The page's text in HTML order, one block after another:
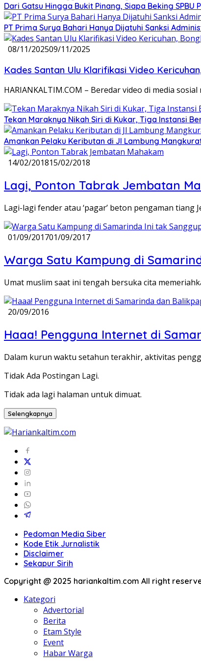
Dari Gatsu Hingga Bukit Pinang, Siapa Beking
PT Prima Surya Bahari Hanya Dijatuhi Sanksi
08/11/202509/11/2025
Kades Santan Ulu Klarifikasi Video
HARIANKALTIM.COM – Beredar video di media
Tekan Maraknya Nikah Siri di Kukar, Tiga Instansi
Amankan Pelaku Keributan di Jl Lambung
14/02/201815/02/2018
Lagi, Ponton Tabrak Jembatan
Lagi-lagi fender atau ‘pagar’ beton pengaman
01/09/201701/09/2017
Warga Satu Kampung di
Umat muslim saat ini tengah bersuka cita
20/09/2016
Haaa! Pengguna Internet di
Dalam kurun waktu setahun terakhir, aktivitas
Tidak Ada Postingan Lagi.
Tidak ada lagi halaman untuk dimuat.
Selengkapnya
Pedoman Media Siber
Kode Etik Jurnalistik
Disclaimer
Sekapur Sirih
Copyright @ 2025 hariankaltim.com All right
Kategori
Advertorial
Berita
Etam Style
Event
Habar Warga